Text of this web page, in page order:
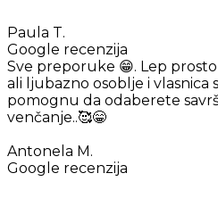
Paula T.
Google recenzija
Sve preporuke 😁. Lep
ali ljubazno osoblje i vlasnica
pomognu da odaberete
venčanje..🥰😁
Antonela M.
Google recenzija